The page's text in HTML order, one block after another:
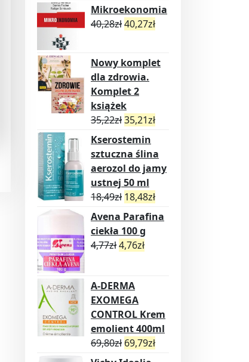
Mikroekonomia
40,28zł40,27zł
Nowy komplet
dla zdrowia.
Komplet 2
książek
35,22zł35,21zł
Kserostemin
sztuczna ślina
aerozol do jamy
ustnej 50 ml
18,49zł 18,48zł
Avena Parafina
ciekła 100 g
4,77zł4,76zł
A-DERMA
EXOMEGA
CONTROL Krem
emolient 400ml
69,80zł 69,79zł